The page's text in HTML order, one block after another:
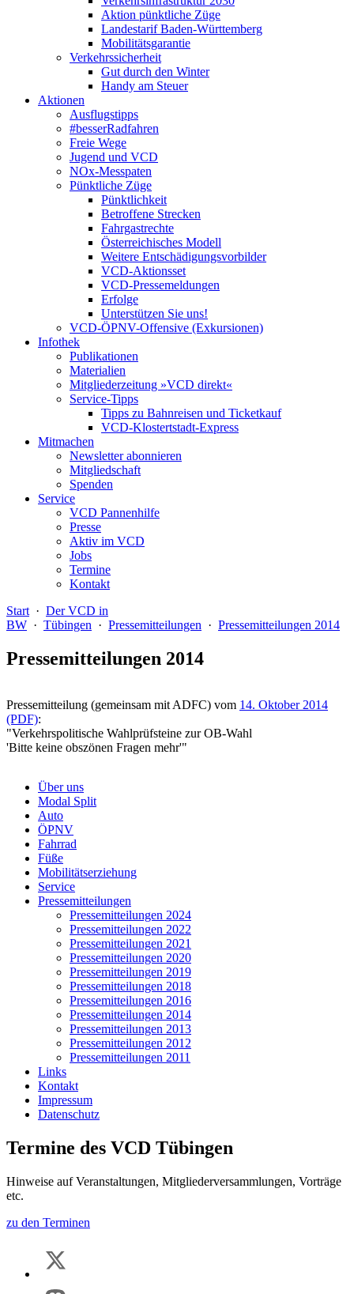
Aktion pünktliche Züge
Landestarif Baden-Württemberg
Mobilitätsgarantie
Verkehrssicherheit
Gut durch den Winter
Handy am Steuer
Aktionen
Ausflugstipps
#besserRadfahren
Freie Wege
Jugend und VCD
NOx-Messpaten
Pünktliche Züge
Pünktlichkeit
Betroffene Strecken
Fahrgastrechte
Österreichisches Modell
Weitere Entschädigungsvorbilder
VCD-Aktionsset
VCD-Pressemeldungen
Erfolge
Unterstützen Sie uns!
VCD-ÖPNV-Offensive (Exkursionen)
Infothek
Publikationen
Materialien
Mitgliederzeitung »VCD direkt«
Service-Tipps
Tipps zu Bahnreisen und Ticketkauf
VCD-Klostertstadt-Express
Mitmachen
Newsletter abonnieren
Mitgliedschaft
Spenden
Service
VCD Pannenhilfe
Presse
Aktiv im VCD
Jobs
Termine
Kontakt
Start · Der VCD in
BW · Tübingen · Pressemitteilungen · Pressemitteilungen 2014
Pressemitteilungen 2014
Pressemitteilung (gemeinsam mit ADFC) vom 14. Oktober 2014
(PDF):
"Verkehrspolitische Wahlprüfsteine zur OB-Wahl
'Bitte keine obszönen Fragen mehr'"
Über uns
Modal Split
Auto
ÖPNV
Fahrrad
Füße
Mobilitätserziehung
Service
Pressemitteilungen
Pressemitteilungen 2024
Pressemitteilungen 2022
Pressemitteilungen 2021
Pressemitteilungen 2020
Pressemitteilungen 2019
Pressemitteilungen 2018
Pressemitteilungen 2016
Pressemitteilungen 2014
Pressemitteilungen 2013
Pressemitteilungen 2012
Pressemitteilungen 2011
Links
Kontakt
Impressum
Datenschutz
Termine des VCD Tübingen
Hinweise auf Veranstaltungen, Mitgliederversammlungen, Vorträge
etc.
zu den Terminen